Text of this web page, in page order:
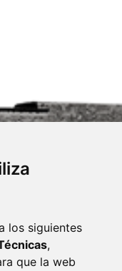
los siguientes
,
que la web